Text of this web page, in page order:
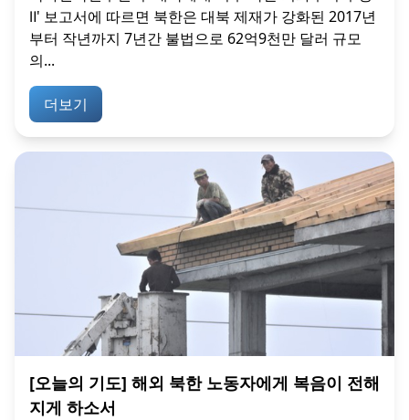
Ⅱ' 보고서에 따르면 북한은 대북 제재가 강화된 2017년
부터 작년까지 7년간 불법으로 62억9천만 달러 규모
의...
더보기
[오늘의 기도] 해외 북한 노동자에게 복음이 전해
지게 하소서